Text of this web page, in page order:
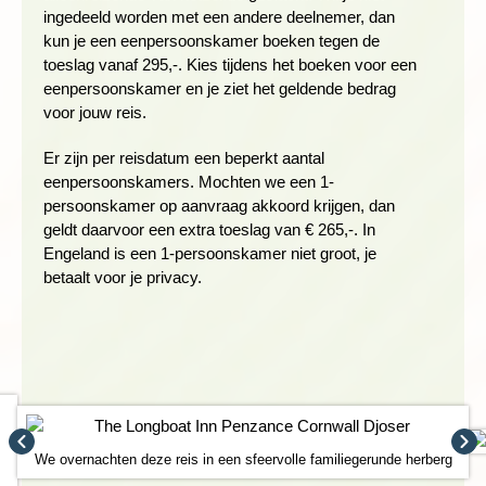
Wandelduur: ± 5 - 5,5 uur (ex stops)
Hoogteverschil: ± 320 meter stijgen en 330 meter dalen
Zwaarte: eerste 9,5 kilometer is 3 schoentjes en de laatste
10 kilometer 1,5 schoentje
Ondergrond: Heen langs de kust volg je een onverhard pad
weilanden, waarbij je over verschillende muurtjes moet
klauteren
GEBOUWEN MET EEN VERHAAL
street heeft allerlei leuke winkels, gezellige pubs en bijzondere
huisjes. Veel gebouwen hebben een eigen verhaal die je vaak
als je even naar binnenloopt te weten kunt komen. Het meest
ingedeeld worden met een andere deelnemer, dan
kun je een eenpersoonskamer boeken tegen de
toeslag vanaf 295,-. Kies tijdens het boeken voor een
eenpersoonskamer en je ziet het geldende bedrag
voor jouw reis.
Er zijn per reisdatum een beperkt aantal
eenpersoonskamers. Mochten we een 1-
persoonskamer op aanvraag akkoord krijgen, dan
geldt daarvoor een extra toeslag van € 265,-. In
Engeland is een 1-persoonskamer niet groot, je
betaalt voor je privacy.
We overnachten deze reis in een sfeervolle familiegerunde herberg